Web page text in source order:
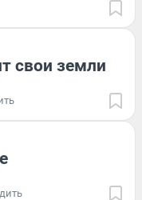
свои земли